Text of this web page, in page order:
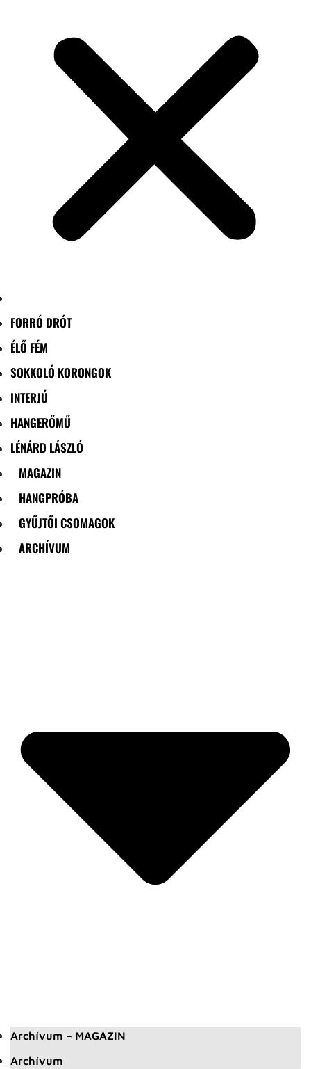
FORRÓ DRÓT
ÉLŐ FÉM
SOKKOLÓ KORONGOK
INTERJÚ
HANGERŐMŰ
LÉNÁRD LÁSZLÓ
MAGAZIN
HANGPRÓBA
GYŰJTŐI CSOMAGOK
ARCHÍVUM
Archívum – MAGAZIN
Archívum